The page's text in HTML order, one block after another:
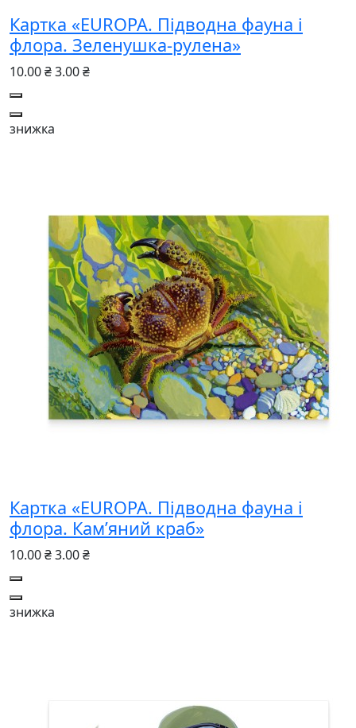
Картка «EUROPA. Підводна фауна і
флора. Зеленушка-рулена»
10.00 ₴3.00 ₴
знижка
Картка «EUROPA. Підводна фауна і
флора. Кам’яний краб»
10.00 ₴3.00 ₴
знижка